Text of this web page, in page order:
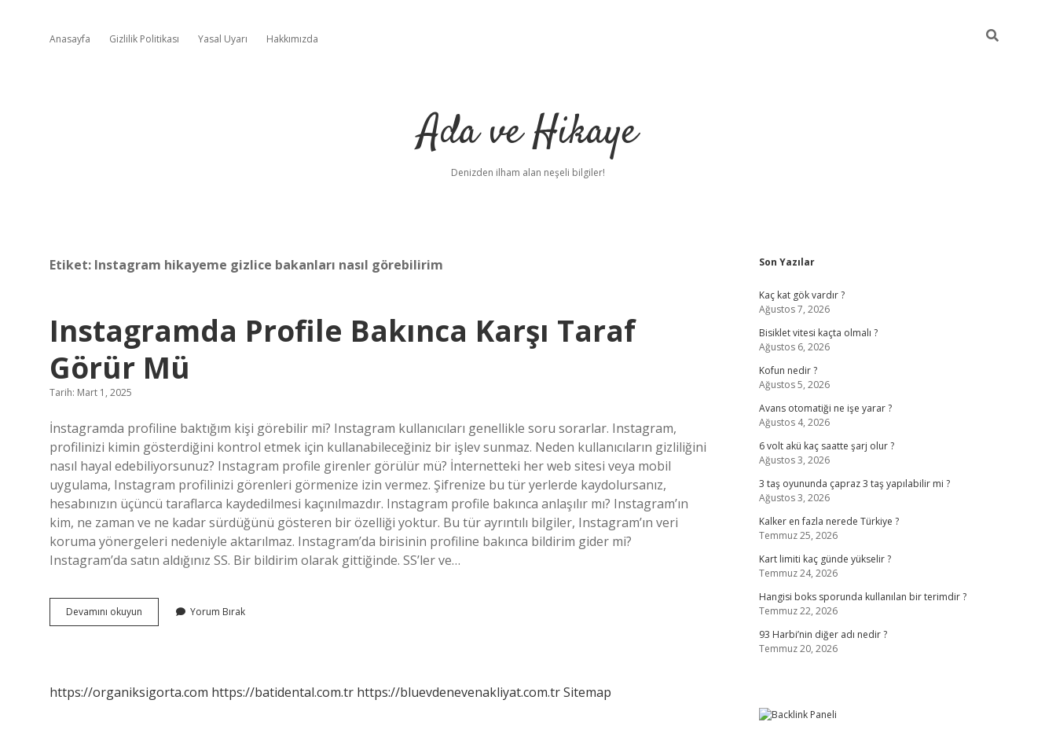
Anasayfa Gizlilik Politikası Yasal Uyarı Hakkımızda
Ada ve Hikaye
Denizden ilham alan neşeli bilgiler!
Etiket: Instagram hikayeme gizlice bakanları nasıl görebilirim
Instagramda Profile Bakınca Karşı Taraf
Görür Mü
Tarih: Mart 1, 2025
İnstagramda profiline baktığım kişi görebilir mi? Instagram kullanıcıları genellikle soru sorarlar. Instagram,
profilinizi kimin gösterdiğini kontrol etmek için kullanabileceğiniz bir işlev sunmaz. Neden kullanıcıların gizliliğini
nasıl hayal edebiliyorsunuz? Instagram profile girenler görülür mü? İnternetteki her web sitesi veya mobil
uygulama, Instagram profilinizi görenleri görmenize izin vermez. Şifrenize bu tür yerlerde kaydolursanız,
hesabınızın üçüncü taraflarca kaydedilmesi kaçınılmazdır. Instagram profile bakınca anlaşılır mı? Instagram’ın
kim, ne zaman ve ne kadar sürdüğünü gösteren bir özelliği yoktur. Bu tür ayrıntılı bilgiler, Instagram’ın veri
koruma yönergeleri nedeniyle aktarılmaz. Instagram’da birisinin profiline bakınca bildirim gider mi?
Instagram’da satın aldığınız SS. Bir bildirim olarak gittiğinde. SS’ler ve…
Devamını okuyun Instagramda
Profile
Mü
Yorum Bırak
https://organiksigorta.com https://batidental.com.tr https://bluevdenevenakliyat.com.trSitemap
Sidebar
Son Yazılar
Kaç kat gök vardır ?
Ağustos 7, 2026
Bisiklet vitesi kaçta olmalı ?
Ağustos 6, 2026
Kofun nedir ?
Ağustos 5, 2026
Avans otomatiği ne işe yarar ?
Ağustos 4, 2026
6 volt akü kaç saatte şarj olur ?
Ağustos 3, 2026
3 taş oyununda çapraz 3 taş yapılabilir mi ?
Ağustos 3, 2026
Kalker en fazla nerede Türkiye ?
Temmuz 25, 2026
Kart limiti kaç günde yükselir ?
Temmuz 24, 2026
Hangisi boks sporunda kullanılan bir terimdir ?
Temmuz 22, 2026
93 Harbi’nin diğer adı nedir ?
Temmuz 20, 2026